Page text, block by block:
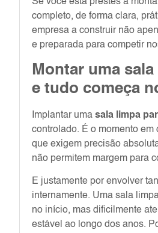
Se você está prestes a
completo, de forma clara,
empresa a construir não
e preparada para competir
Montar uma
e tudo começa
Implantar uma sala limpa
controlado. É o momento
que exigem precisão
não permitem margem para
E justamente por envolver
internamente. Uma sala
no início, mas dificilmente
estável ao longo dos anos.